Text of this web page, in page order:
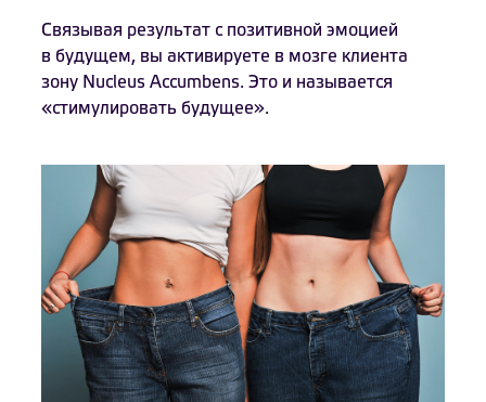
Связывая результат с позитивной эмоцией
в будущем, вы активируете в мозге клиента
зону Nucleus Accumbens. Это и называется
«стимулировать будущее».